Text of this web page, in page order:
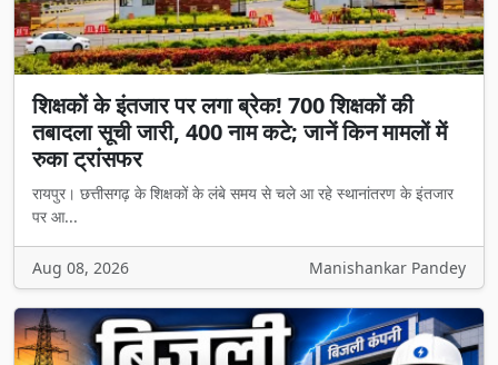
शिक्षकों के इंतजार पर लगा ब्रेक! 700 शिक्षकों की
तबादला सूची जारी, 400 नाम कटे; जानें किन मामलों में
रुका ट्रांसफर
रायपुर। छत्तीसगढ़ के शिक्षकों के लंबे समय से चले आ रहे स्थानांतरण के इंतजार
पर आ...
Aug 08, 2026 Manishankar Pandey